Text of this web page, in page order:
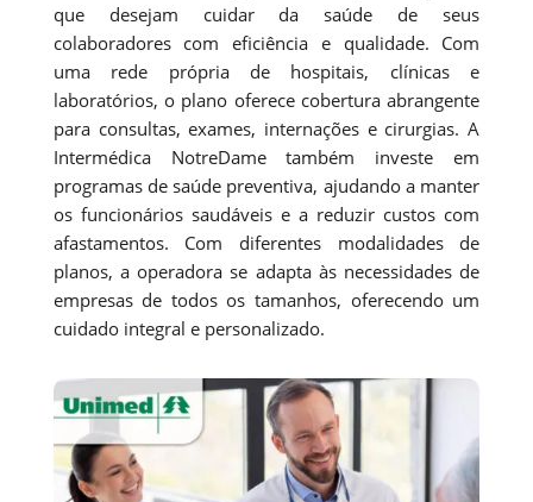
que desejam cuidar da saúde de seus
colaboradores com eficiência e qualidade. Com
uma rede própria de hospitais, clínicas e
laboratórios, o plano oferece cobertura abrangente
para consultas, exames, internações e cirurgias. A
Intermédica NotreDame também investe em
programas de saúde preventiva, ajudando a manter
os funcionários saudáveis e a reduzir custos com
afastamentos. Com diferentes modalidades de
planos, a operadora se adapta às necessidades de
empresas de todos os tamanhos, oferecendo um
cuidado integral e personalizado.